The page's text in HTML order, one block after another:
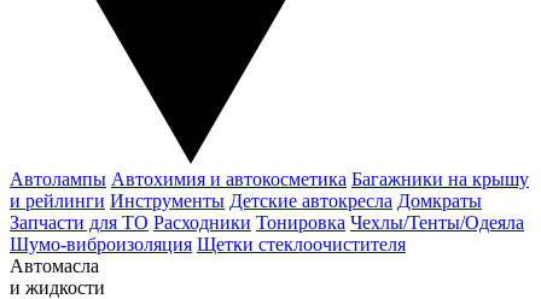
Автолампы Автохимия и автокосметика Багажники на крышу
и рейлинги Инструменты Детские автокресла Домкраты
Запчасти для ТО Расходники Тонировка Чехлы/Тенты/Одеяла
Шумо-виброизоляция Щетки стеклоочистителя
Автомасла
и жидкости